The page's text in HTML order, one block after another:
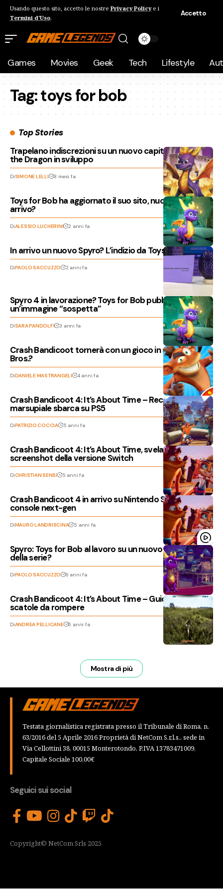
Usando questo sito, accetto le nostre Privacy Policye i
Termini d'Uso.
Accetto
Games Movies Geek Tech Lifestyle
Tag:toys for bob
Top Stories
Trapelano indiscrezioni su un nuovo capitolo di Spyro
the Dragon in sviluppo
DiSIMONE LELLI 8 mesi fa
Toys for Bob ha aggiornato il suo sito, nuovo gioco in
arrivo?
DiALESSIO LUCHERINI 2 anni fa
In arrivo un nuovo Spyro? L’indizio da Toys for Bob
DiPAOLO SACCUZZO 2 anni fa
Spyro 4 in lavorazione? Toys for Bob pubblica
un’immagine “sospetta”
DiSARA PANDOLFI 3 anni fa
Crash Bandicoot tornerà con un gioco in stile Smash
Bros.?
DiDANIELE MASTRANGELI 4 anni fa
Crash Bandicoot 4: It’s About Time – Recensione, il
marsupiale sbarca su PS5
DiPATRIZIO COCCIA 5 anni fa
Crash Bandicoot 4: It’s About Time, svelati i primi
screenshot della versione Switch
DiCHRISTIAN SENSI 5 anni fa
Crash Bandicoot 4 in arrivo su Nintendo Switch, PC e
console next-gen
DiMAURO LANDRISCINA 5 anni fa
Spyro: Toys for Bob al lavoro su un nuovo capitolo
della serie?
DiPAOLO SACCUZZO 6 anni fa
Crash Bandicoot 4: It’s About Time – Guida alle
scatole da rompere
DiANDREA PELLICANE 6 anni fa
Mostra di più
Testata giornalistica registrata presso il Tribunale di Roma, n.
63/2016 del 5 Aprile 2016 Proprietà di NetCom S.r.l.s., sede in
Via Cellottini 38, 00015 Monterotondo, P.IVA 13783471009,
Capitale Sociale 100,00€
Seguici sui social
Copyright© NetCom Srls 2025